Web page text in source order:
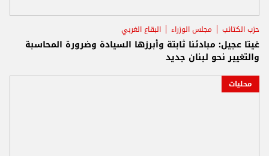
حزب الكتائب مجلس الوزراء البقاع الغربي
غيتا عجيل: مبادئنا ثابتة وأبرزها السيادة وضرورة المحاسبة
والتغيير نحو لبنان جديد
محليات